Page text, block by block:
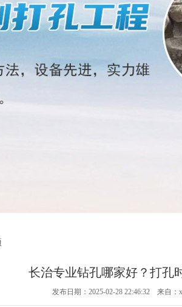
长治专业钻孔哪家好？打孔
发布日期：2025-02-28 22:46:32 来自：